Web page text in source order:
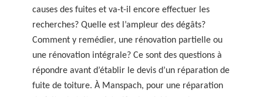
causes des fuites et va-t-il encore effectuer les
recherches? Quelle est l’ampleur des dégâts?
Comment y remédier, une rénovation partielle ou
une rénovation intégrale? Ce sont des questions à
répondre avant d’établir le devis d’un réparation de
fuite de toiture. À Manspach, pour une réparation